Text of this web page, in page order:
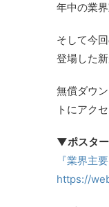
年中の業
そして今
登場した
無償ダウ
トにアク
▼ポスタ
『業界主
https://